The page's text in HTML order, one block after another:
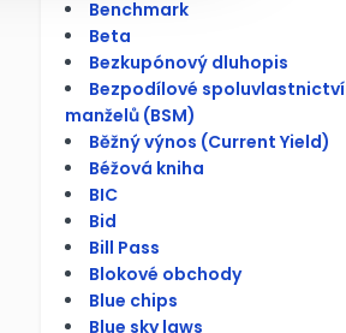
Benchmark
Beta
Bezkupónový dluhopis
Bezpodílové spoluvlastnictví
manželů (BSM)
Běžný výnos (Current Yield)
Béžová kniha
BIC
Bid
Bill Pass
Blokové obchody
Blue chips
Blue sky laws